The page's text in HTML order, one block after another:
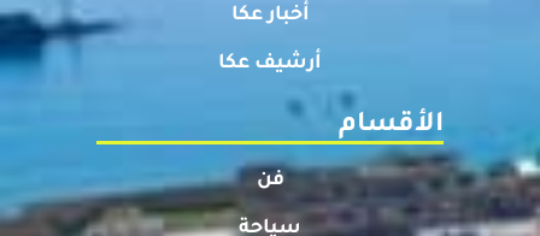
أخبار عكا
أرشيف عكا
الأقسام
فن
سياحة